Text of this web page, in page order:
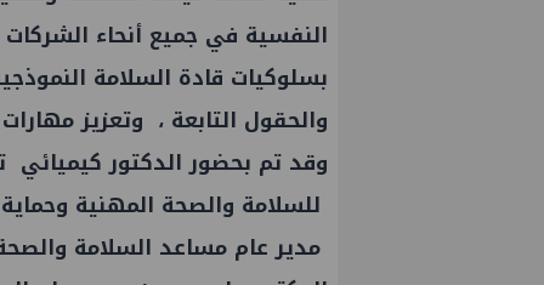
النفسية في جميع أنحاء
بسلوكيات قادة السلامة
والحقول التابعة ، وتعزيز
وقد تم بحضور الدكتور
للسلامة والصحة المهنية
مدير عام مساعد السلامة